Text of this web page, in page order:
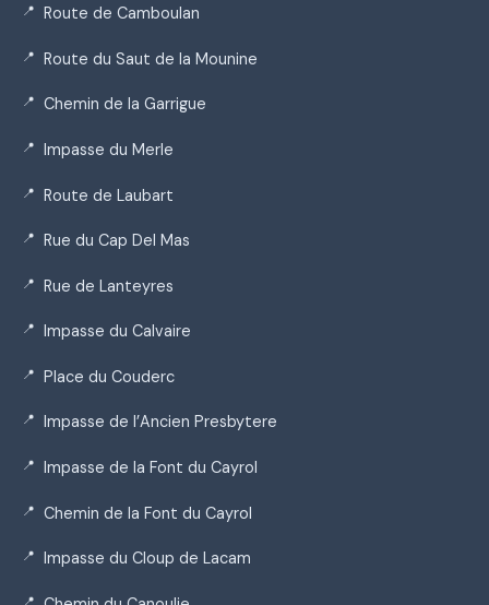
Route de Camboulan
Route du Saut de la Mounine
Chemin de la Garrigue
Impasse du Merle
Route de Laubart
Rue du Cap Del Mas
Rue de Lanteyres
Impasse du Calvaire
Place du Couderc
Impasse de l’Ancien Presbytere
Impasse de la Font du Cayrol
Chemin de la Font du Cayrol
Impasse du Cloup de Lacam